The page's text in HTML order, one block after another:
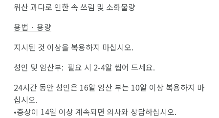
위산 과다로 인한 속 쓰림 및 소화불량
용법 · 용량
지시된 것 이상을 복용하지 마십시오.
성인 및 임산부: 필요 시 2-4알 씹어 드세요.
24시간 동안 성인은 16알 임산 부는 10알 이상 복용하지 마
십시오.
•증상이 14일 이상 계속되면 의사와 상담하십시오.